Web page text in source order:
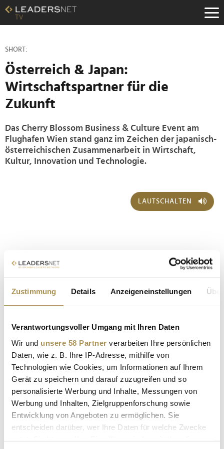
Zustimmung Details Anzeigeneinstellungen
Verantwortungsvoller Umgang mit Ihren Daten
Wir und unsere 58 Partner verarbeiten Ihre persönlichen
Daten, wie z. B. Ihre IP-Adresse, mithilfe von
Technologien wie Cookies, um Informationen auf Ihrem
Gerät zu speichern und darauf zuzugreifen und so
personalisierte Werbung und Inhalte, Messungen von
Werbung und Inhalten, Zielgruppenforschung sowie
Entwicklung von Angeboten zu ermöglichen. Sie
entscheiden darüber, wer Ihre Daten für welche Zwecke
Zum
Inhalt
Zur
Navigation
Zur
Hauptnavigation
SHORT:
Österreich & Japan:
Wirtschaftspartner für die
Zukunft
Das Cherry Blossom Business & Culture Event am
Flughafen Wien stand ganz im Zeichen der japanisch-
österreichischen Zusammenarbeit in Wirtschaft,
Kultur, Innovation und Technologie.
LAUTSCHALTEN
SHORTS | 19.05.2026
JAPAN FLUGHAFEN HATTMANNSDORFER